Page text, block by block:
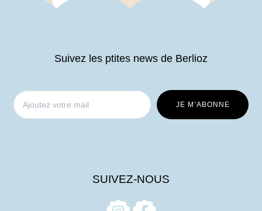
Suivez les ptites news de Berlioz
SUIVEZ-NOUS